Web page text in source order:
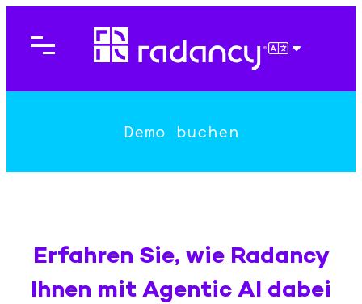
Inhalt
Demo buchen
Erfahren Sie, wie Radancy
Ihnen mit Agentic AI dabei